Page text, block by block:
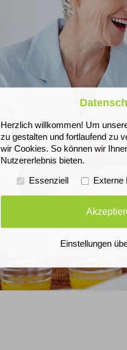
Herzlich willkommen! Um
zu gestalten und fortlaufend zu
wir Cookies. So können wir
Nutzererlebnis bieten.
Essenziell Externe
Einstellungen